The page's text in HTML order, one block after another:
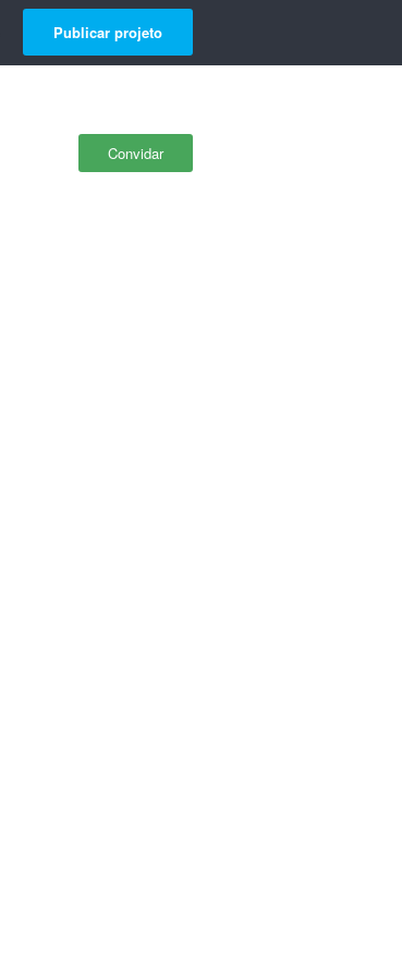
Publicar projeto
Convidar